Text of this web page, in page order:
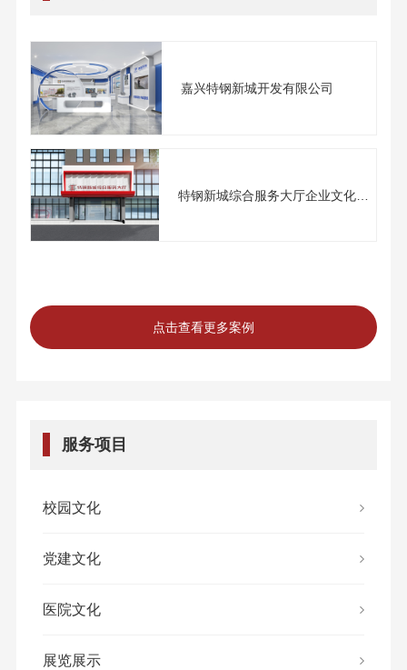
嘉兴特钢新城开发有限公司
特钢新城综合服务大厅企业文化
点击查看更多案例
服务项目
校园文化
党建文化
医院文化
展览展示